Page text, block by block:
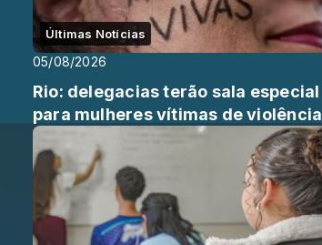
Últimas Notícias
05/08/2026
Rio: delegacias terão sala especial
para mulheres vítimas de violência